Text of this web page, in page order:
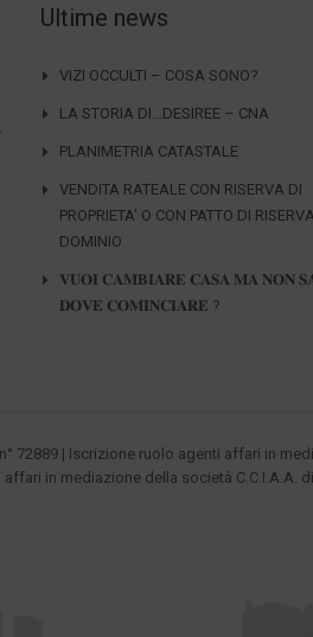
Ultime news
VIZI OCCULTI – COSA SONO?
LA STORIA DI…DESIREE – CNA
PLANIMETRIA CATASTALE
VENDITA RATEALE CON RISERVA DI
PROPRIETA’ O CON PATTO DI
DOMINIO
𝐕𝐔𝐎𝐈 𝐂𝐀𝐌𝐁𝐈𝐀𝐑𝐄 𝐂𝐀𝐒𝐀 𝐌𝐀 𝐍𝐎𝐍
𝐃𝐎𝐕𝐄 𝐂𝐎𝐌𝐈𝐍𝐂𝐈𝐀𝐑𝐄 ?
72889 | Iscrizione ruolo agenti affari in
in mediazione della società C.C.I.A.A.